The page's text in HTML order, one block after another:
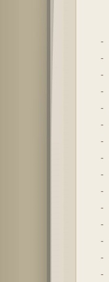
-
-
-
-
-
-
-
-
-
-
-
-
-
-
-